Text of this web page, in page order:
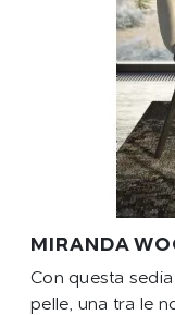
MIRANDA
Con questa
pelle, una tra le